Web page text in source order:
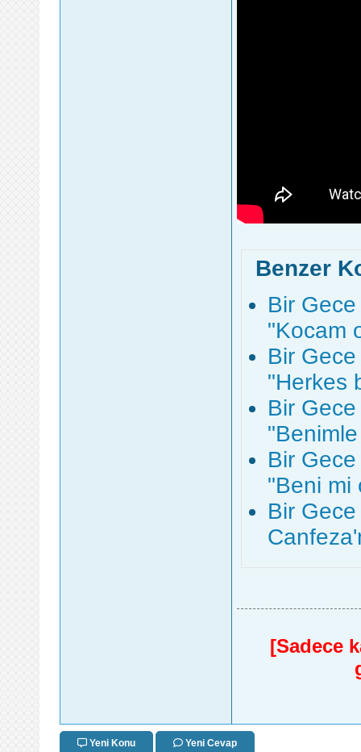
Benzer
Bir
"Kocam
Bir
"Herkes
Bir
Bir
"Beni mi
Bir
[Sadece
Yeni Konu Yeni Cevap